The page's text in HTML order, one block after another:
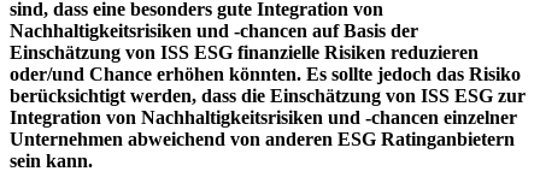
sind, dass eine besonders gute Integration von
Nachhaltigkeitsrisiken und -chancen auf Basis der
Einschätzung von ISS ESG finanzielle Risiken reduzieren
oder/und Chance erhöhen könnten. Es sollte jedoch das Risiko
berücksichtigt werden, dass die Einschätzung von ISS ESG zur
Integration von Nachhaltigkeitsrisiken und -chancen einzelner
Unternehmen abweichend von anderen ESG Ratinganbietern
sein kann.